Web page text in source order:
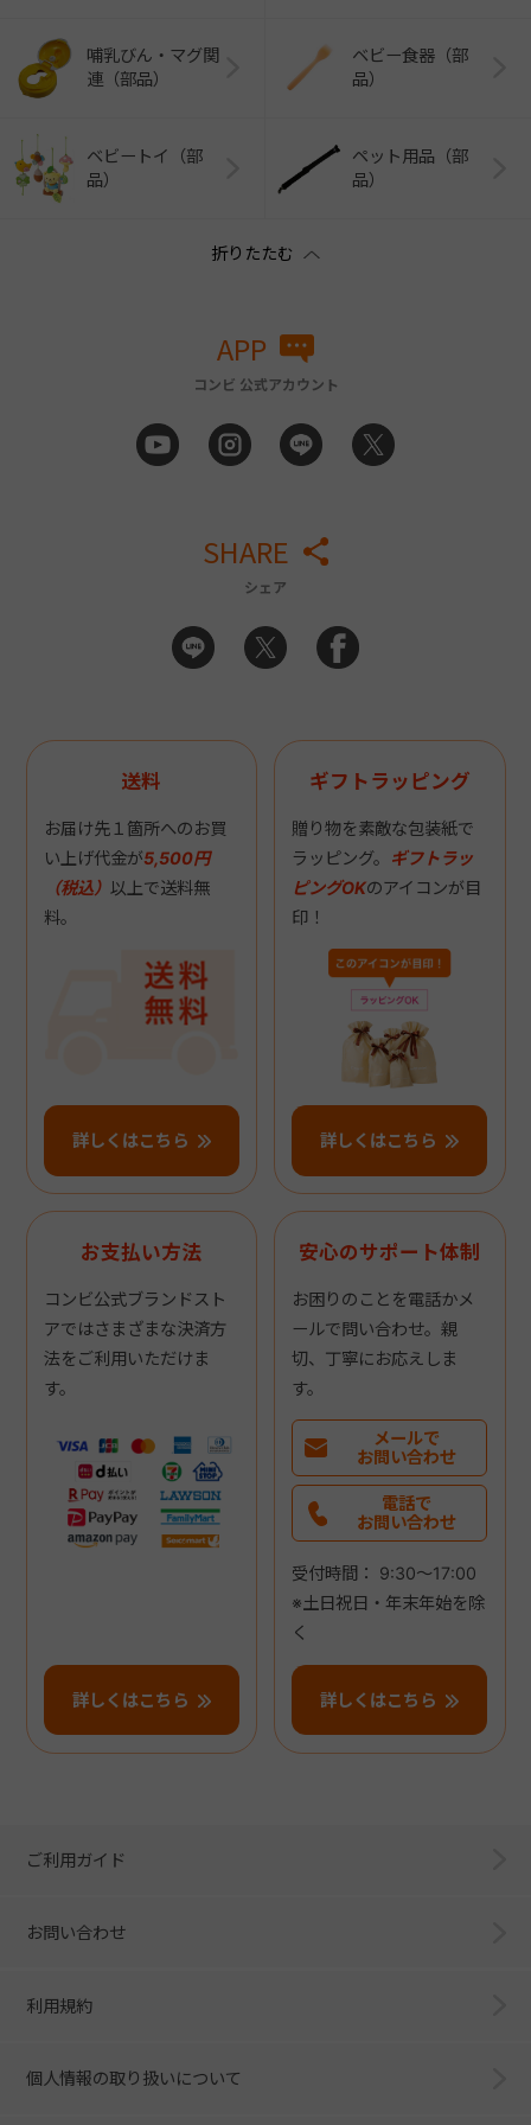
哺乳びん・マグ関
連（部品）
ベビー食器（部
品）
ベビートイ（部
品）
ペット用品（部
品）
APP
コンビ 公式アカウント
SHARE
シェア
送料
お届け先１箇所へのお買
い上げ代金が5,500円
（税込） 以上で送料無
料。
詳しくはこちら
ギフトラッピング
贈り物を素敵な包装紙で
ラッピング。 ギフトラッ
ピングOKのアイコンが目
印！
詳しくはこちら
お支払い方法
コンビ公式ブランドスト
アではさまざまな決済方
法をご利用いただけま
す。
詳しくはこちら
安心のサポート体制
お困りのことを電話かメ
ールで問い合わせ。親
切、丁寧にお応えしま
す。
メールで
お問い合わせ
電話で
お問い合わせ
受付時間： 9:30～17:00
※土日祝日・年末年始を除
く
詳しくはこちら
ご利用ガイド
お問い合わせ
利用規約
個人情報の取り扱いについて